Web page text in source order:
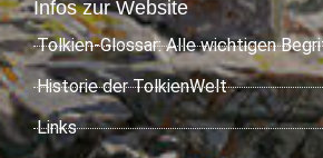
Infos zur Website
Tolkien-Glossar: Alle wichtigen
Historie der TolkienWelt
Links